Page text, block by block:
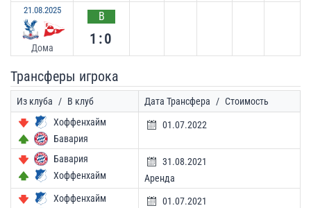
21.08.2025
Дома
В
1:0
Трансферы игрока
Из клуба / В клуб Дата Трансфера / Стоимость
Хоффенхайм
Бавария
01.07.2022
Бавария
Хоффенхайм
31.08.2021
Аренда
Хоффенхайм
01.07.2021